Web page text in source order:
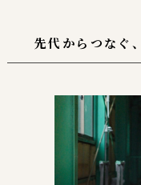
先代からつなぐ